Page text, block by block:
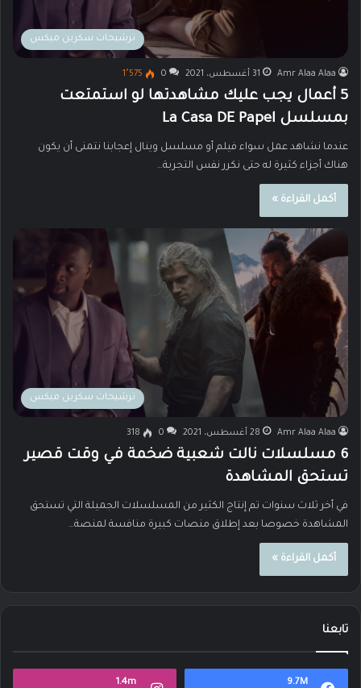
ترشيحات سكرين ميكس
Amr Alaa Alaa 31 أغسطس، 2021 0 1٬575
5 أعمال يجب عليك مشاهدتها لو استمتعت
بمسلسل La Casa DE Papel
عندما نشاهد عمل سواء فيلم أو مسلسل وينال إعجابنا نتمنى أن يكون
هناك أجزاء كثيرة له حتى نكرر نفس التجربة…
أكمل القراءة »
ترشيحات سكرين ميكس
Amr Alaa Alaa 28 أغسطس، 2021 0
318
6 مسلسلات نالت شعبية ضخمة في وقت قصير
تستحق المشاهدة
في أخر ثلاث سنوات تم إنتاج الكثير من المسلسلات الجميلة التي تستحق
المشاهدة خصوصا بعد إطلاق منصات كبيرة منافسة لمنصة…
أكمل القراءة »
تابعنا
9.7M
1.4m